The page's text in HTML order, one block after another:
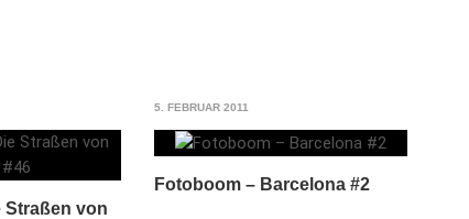
Straßen von
5. FEBRUAR 2011
Fotoboom – Barcelona #2